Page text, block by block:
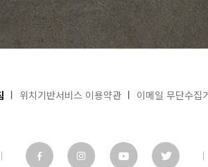
위치기반서비스 이용약관 이메일 무단수집